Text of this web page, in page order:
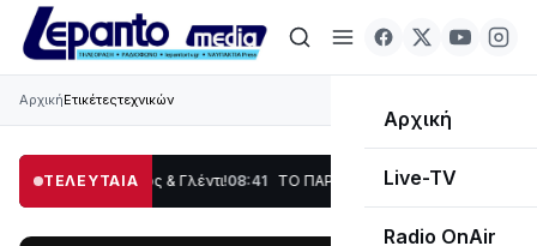
Αρχική
Live-TV
Radio OnAir
ΑρχικήΕτικέτεςτεχνικών
ΤΕΛΕΥΤΑΙΑ
Χορός & Γλέντι! 08:41 ΤΟ ΠΑΡΤΥ ΣΥΝΕΧΙΖΕΤΑΙ…19:47 Στο σκοτάδι